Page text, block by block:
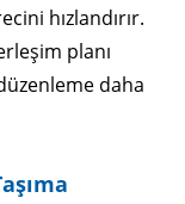
hızlandırır.
planı
daha